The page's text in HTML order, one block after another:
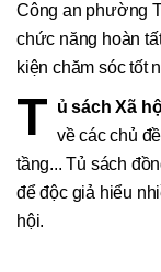
Công an phường
chức năng hoàn
kiện chăm sóc tốt
T ủ sách Xã
về các chủ
tầng... Tủ sách
để độc giả hiểu
hội.